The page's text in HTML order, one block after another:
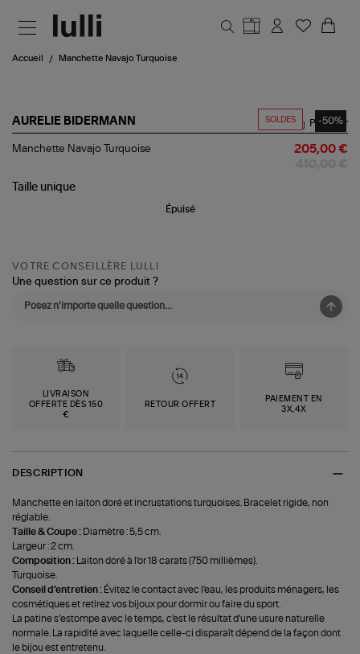
Accueil Manchette Navajo Turquoise
SOLDES -50%
AURELIE BIDERMANN
Manchette
Partager
Manchette Navajo Turquoise 205,00 €
Taille unique
Épuisé
VOTRE CONSEILLÈRE LULLI
Une question sur ce produit ?
LIVRAISON
OFFERTE DÈS 150
€
RETOUR OFFERT
PAIEMENT EN
3X,4X
DESCRIPTION
Manchette en laiton doré et incrustations turquoises. Bracelet rigide, non
réglable.
Taille & Coupe : Diamètre : 5,5 cm.
Largeur : 2 cm.
Composition :
Laiton doré à l'or 18 carats (750 millièmes).
Turquoise.
Conseil d'entretien : Évitez le contact avec l'eau, les produits ménagers, les
cosmétiques et retirez vos bijoux pour dormir ou faire du sport.
La patine s’estompe avec le temps, c'est le résultat d'une usure naturelle
normale. La rapidité avec laquelle celle-ci disparaît dépend de la façon dont
le bijou est entretenu.